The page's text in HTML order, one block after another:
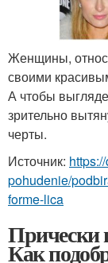
Женщины,
своими
А чтобы
зрительно
черты.
Источник:
pohudenie/
forme-lica
Прически
Как